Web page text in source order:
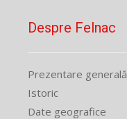
Despre Felnac
Prezentare generală
Istoric
Date geografice